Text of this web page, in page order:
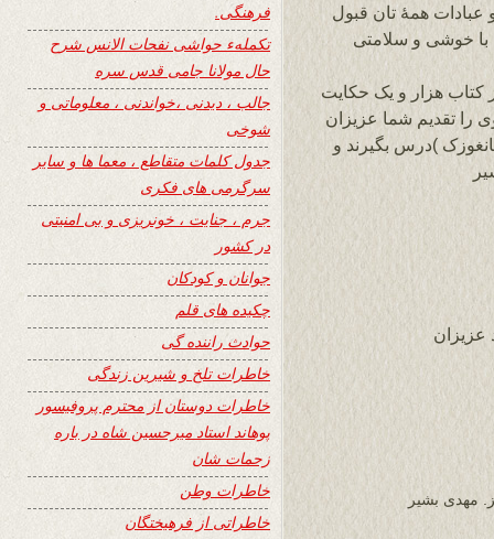
همۀ تان قبول
با خوشی و سلامتی
کتاب هزار و یک حکایت
را تقدیم شما عزیزان
)درس بگیرند و
عزیزان
مهدی بشیر
فرهنگی.
تکملهء حواشی نفحات الانس شرح
حال مولانا جامی قدس سره
جالب ، دیدنی ،خواندنی ، معلوماتی و
شوخی
جدول کلمات متقاطع ، معما ها و سایر
سرگرمی های فکری
جرم ، جنایت ، خونریزی و بی امنیتی
در کشور
جوانان و کودکان
چکیده های قلم
حوادث راننده گی
خاطرات تلخ و شیرین زندگی
خاطرات دوستان از محترم پروفیسور
پوهاند استاد میرحسین شاه در باره
زحمات شان
خاطرات وطن
خاطراتی از فرهیختگان